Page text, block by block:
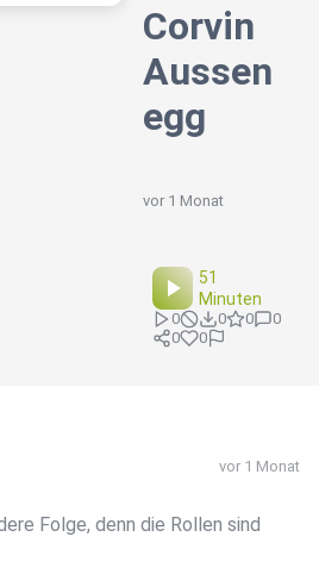
Corvin
Aussen
egg
vor 1 Monat
51
Minuten
0 0 0
0
0
0
vor 1 Monat
Folge, denn die Rollen sind